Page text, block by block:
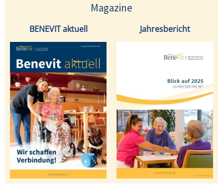
Magazine
BENEVIT aktuell Jahresbericht